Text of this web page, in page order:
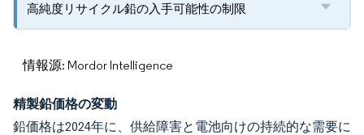
高純度リサイクル鉛の入手可能性の制限
情報源: Mordor Intelligence
精製鉛価格の変動
鉛価格は2024年に、供給障害と電池向けの持続的な需要に